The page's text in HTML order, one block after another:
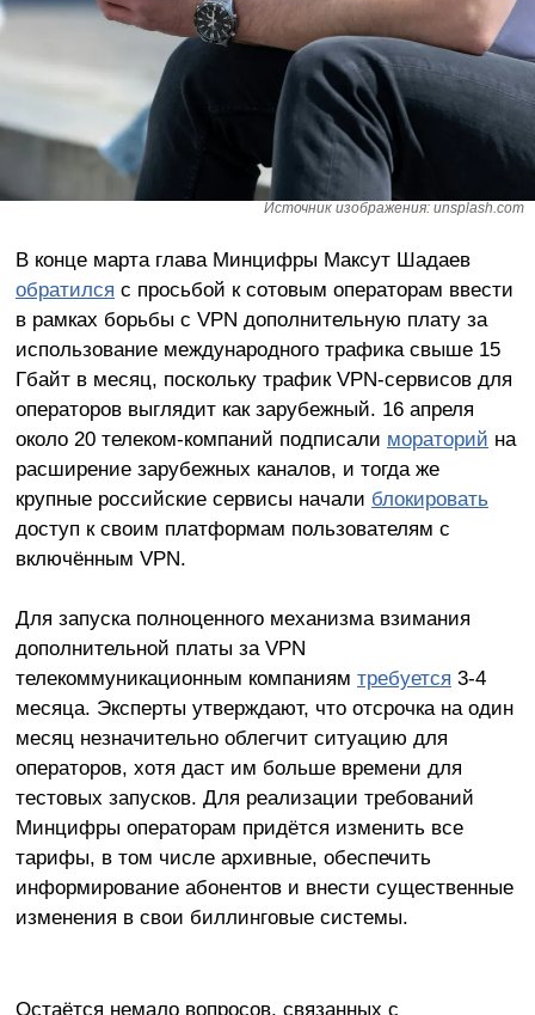
Источник изображения: unsplash.com
В конце марта глава Минцифры Максут Шадаев
обратился с просьбой к сотовым операторам ввести
в рамках борьбы с VPN дополнительную плату за
использование международного трафика свыше 15
Гбайт в месяц, поскольку трафик VPN-сервисов для
операторов выглядит как зарубежный. 16 апреля
около 20 телеком-компаний подписали мораторий на
расширение зарубежных каналов, и тогда же
крупные российские сервисы начали блокировать
доступ к своим платформам пользователям с
включённым VPN.
Для запуска полноценного механизма взимания
дополнительной платы за VPN
телекоммуникационным компаниям требуется 3-4
месяца. Эксперты утверждают, что отсрочка на один
месяц незначительно облегчит ситуацию для
операторов, хотя даст им больше времени для
тестовых запусков. Для реализации требований
Минцифры операторам придётся изменить все
тарифы, в том числе архивные, обеспечить
информирование абонентов и внести существенные
изменения в свои биллинговые системы.
Остаётся немало вопросов, связанных с